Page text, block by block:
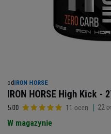
od IRON HORSE
IRON HORSE High Kick -
5.00 11 ocen 22
W magazynie